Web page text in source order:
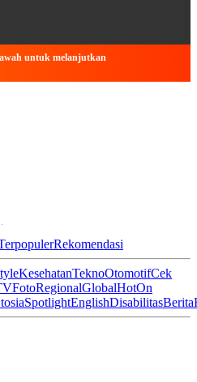
untuk melanjutkan
Rekomendasi
KesehatanTeknoOtomotifCek
FotoRegionalGlobalHotOn
SpotlightEnglishDisabilitasBerita